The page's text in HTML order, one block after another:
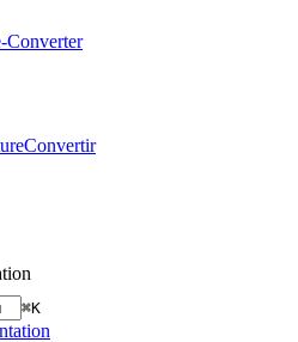
Converter
Convertir
⌘K